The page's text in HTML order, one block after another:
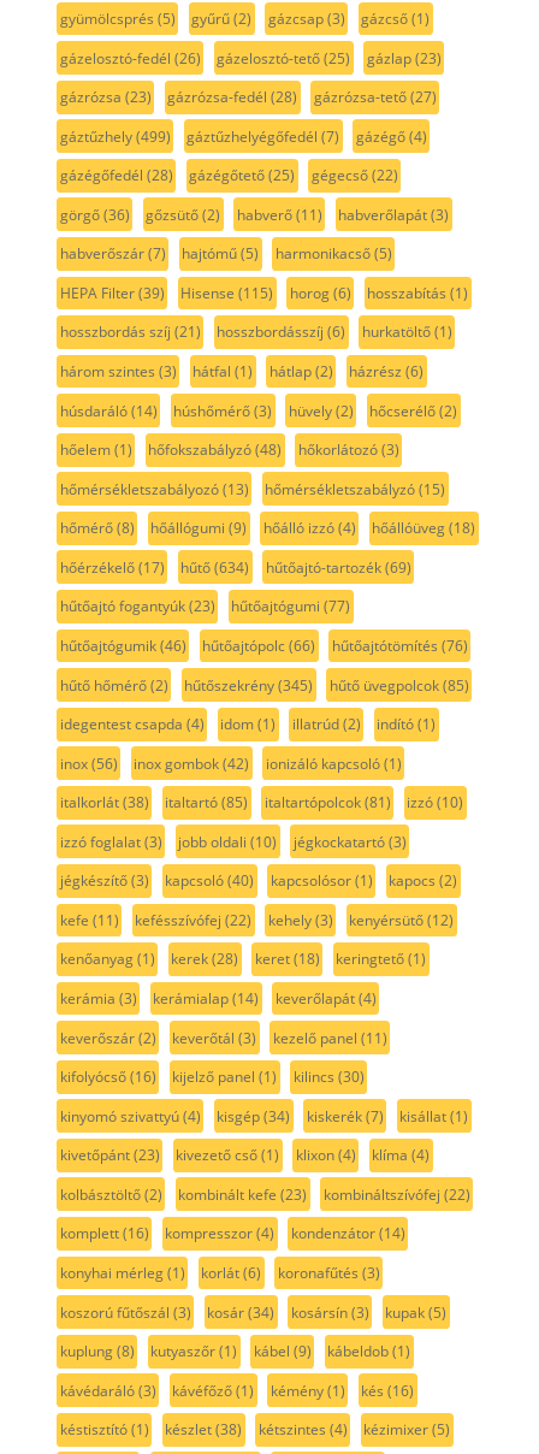
gyümölcsprés (5) gyűrű(2) gázcsap(3) gázcső(1)
gázelosztó-fedél (26) gázelosztó-tető(25) gázlap(23)
gázrózsa (23) gázrózsa-fedél (28) gázrózsa-tető(27)
gáztűzhely(499) gáztűzhelyégőfedél (7) gázégő(4)
gázégőfedél (28) gázégőtető(25) gégecső(22)
görgő(36) gőzsütő(2) habverő(11) habverőlapát(3)
habverőszár(7) hajtómű(5) harmonikacső(5)
HEPA Filter(39) Hisense (115) horog(6) hosszabítás (1)
hosszbordás szíj (21) hosszbordásszíj (6) hurkatöltő(1)
három szintes (3) hátfal (1) hátlap(2) házrész (6)
húsdaráló(14) húshőmérő(3) hüvely(2) hőcserélő(2)
hőelem(1) hőfokszabályzó(48) hőkorlátozó(3)
hőmérsékletszabályozó(13) hőmérsékletszabályzó(15)
hőmérő(8) hőállógumi (9) hőálló izzó(4) hőállóüveg(18)
hőérzékelő(17) hűtő(634) hűtőajtó-tartozék(69)
hűtőajtó fogantyúk(23) hűtőajtógumi (77)
hűtőajtógumik(46) hűtőajtópolc(66) hűtőajtótömítés (76)
hűtő hőmérő(2) hűtőszekrény(345) hűtő üvegpolcok(85)
idegentest csapda (4) idom(1) illatrúd(2) indító(1)
inox(56) inox gombok(42) ionizáló kapcsoló(1)
italkorlát(38) italtartó(85) italtartópolcok(81) izzó(10)
izzó foglalat(3) jobb oldali (10) jégkockatartó(3)
jégkészítő(3) kapcsoló(40) kapcsolósor(1) kapocs (2)
kefe (11) kefésszívófej (22) kehely(3) kenyérsütő(12)
kenőanyag(1) kerek(28) keret(18) keringtető(1)
kerámia (3) kerámialap(14) keverőlapát(4)
keverőszár(2) keverőtál (3) kezelő panel (11)
kifolyócső(16) kijelző panel (1) kilincs (30)
kinyomó szivattyú(4) kisgép(34) kiskerék(7) kisállat(1)
kivetőpánt(23) kivezető cső(1) klixon(4) klíma (4)
kolbásztöltő(2) kombinált kefe (23) kombináltszívófej (22)
komplett(16) kompresszor(4) kondenzátor(14)
konyhai mérleg(1) korlát(6) koronafűtés (3)
koszorú fűtőszál (3) kosár(34) kosársín(3) kupak(5)
kuplung(8) kutyaszőr(1) kábel (9) kábeldob(1)
kávédaráló(3) kávéfőző(1) kémény(1) kés (16)
késtisztító(1) készlet(38) kétszintes (4) kézimixer(5)